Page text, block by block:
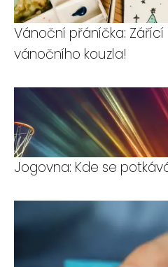
Vánoční přáníčka: Zářící
vánočního kouzla!
Jogovna: Kde se